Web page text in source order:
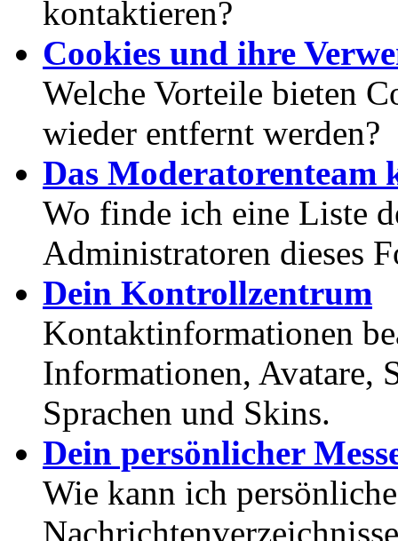
kontaktieren?
Cookies und ihre
Welche Vorteile bieten
wieder entfernt werden?
Das Moderatorenteam
Wo finde ich eine Liste
Administratoren dieses
Dein Kontrollzentrum
Kontaktinformationen
Informationen, Avatare,
Sprachen und Skins.
Dein persönlicher
Wie kann ich